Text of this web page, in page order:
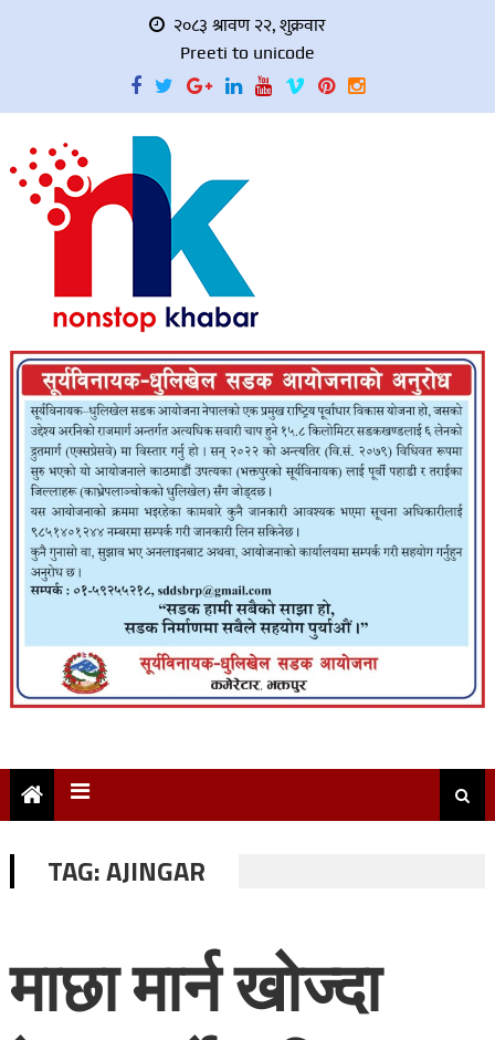
२०८३ श्रावण २२, शुक्रवार
Preeti to unicode
TAG:AJINGAR
माछा मार्न खोज्दा